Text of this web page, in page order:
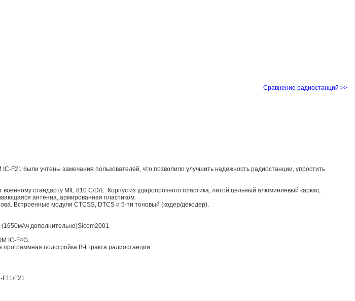
Сравнение радиостанций >>
F21 были учтены замечания пользователей, что позволило улучшить надежность радиостанции, упростить
военному стандарту MIL 810 C/D/E. Корпус из ударопрочного пластика, литой цельный алюминиевый каркас,
антенна, армированная пластиком.
Встроенные модули CTCSS, DTCS и 5-ти тоновый (кодер/декодер).
(1650мАч дополнительно)Sicom2001
IC-F4G.
подстройка ВЧ тракта радиостанции.
F11/F21